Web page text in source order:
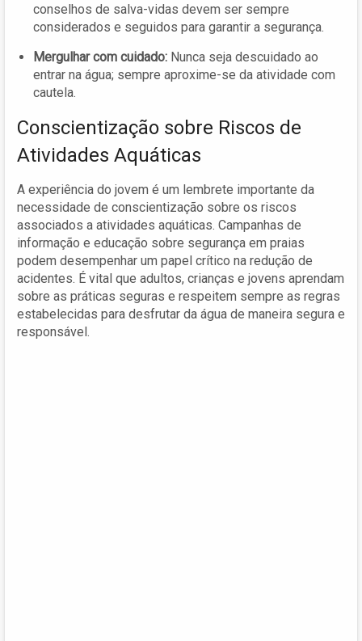
conselhos de salva-vidas devem ser sempre
considerados e seguidos para garantir a segurança.
Mergulhar com cuidado: Nunca seja descuidado ao
entrar na água; sempre aproxime-se da atividade com
cautela.
Conscientização sobre Riscos de
Atividades Aquáticas
A experiência do jovem é um lembrete importante da
necessidade de conscientização sobre os riscos
associados a atividades aquáticas. Campanhas de
informação e educação sobre segurança em praias
podem desempenhar um papel crítico na redução de
acidentes. É vital que adultos, crianças e jovens aprendam
sobre as práticas seguras e respeitem sempre as regras
estabelecidas para desfrutar da água de maneira segura e
responsável.